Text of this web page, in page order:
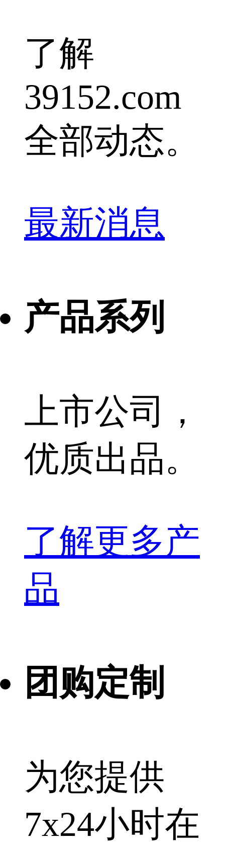
了解
39152.com
全部动态。
最新消息
产品系列
上市公司，
优质出品。
了解更多产
品
团购定制
为您提供
7x24小时在